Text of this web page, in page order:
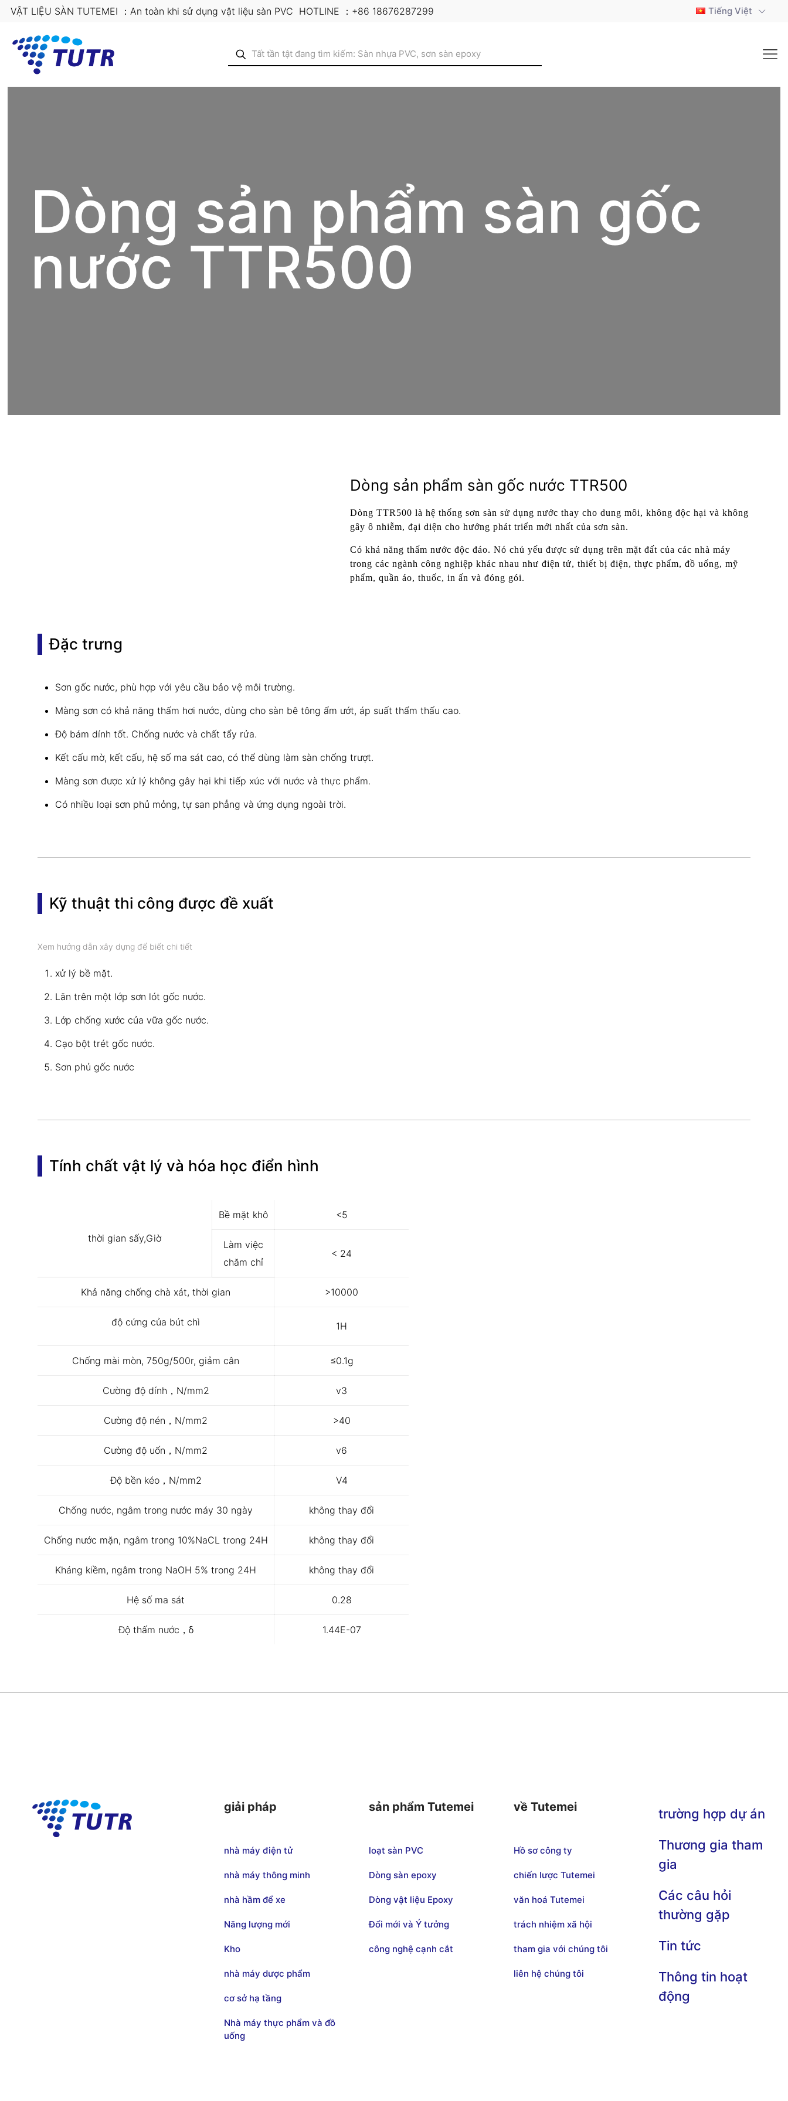
VẬT LIỆU SÀN TUTEMEI ：An toàn khi sử dụng vật liệu sàn PVC HOTLINE ：+86 18676287299 Tiếng Việt
Dòng sản phẩm sàn gốc
nước TTR500
Dòng sản phẩm sàn gốc nước TTR500
Dòng TTR500 là hệ thống sơn sàn sử dụng nước thay cho dung môi, không độc hại và không
gây ô nhiễm, đại diện cho hướng phát triển mới nhất của sơn sàn.
Có khả năng thấm nước độc đáo. Nó chủ yếu được sử dụng trên mặt đất của các nhà máy
trong các ngành công nghiệp khác nhau như điện tử, thiết bị điện, thực phẩm, đồ uống, mỹ
phẩm, quần áo, thuốc, in ấn và đóng gói.
Đặc trưng
Sơn gốc nước, phù hợp với yêu cầu bảo vệ môi trường.
Màng sơn có khả năng thấm hơi nước, dùng cho sàn bê tông ẩm ướt, áp suất thẩm thấu cao.
Độ bám dính tốt. Chống nước và chất tẩy rửa.
Kết cấu mờ, kết cấu, hệ số ma sát cao, có thể dùng làm sàn chống trượt.
Màng sơn được xử lý không gây hại khi tiếp xúc với nước và thực phẩm.
Có nhiều loại sơn phủ mỏng, tự san phẳng và ứng dụng ngoài trời.
Kỹ thuật thi công được đề xuất
Xem hướng dẫn xây dựng để biết chi tiết
xử lý bề mặt.
Lăn trên một lớp sơn lót gốc nước.
Lớp chống xước của vữa gốc nước.
Cạo bột trét gốc nước.
Sơn phủ gốc nước
Tính chất vật lý và hóa học điển hình
thời gian sấy,Giờ
Bề mặt khô <5
Làm việc
chăm chỉ
< 24
Khả năng chống chà xát, thời gian >10000
độ cứng của bút chì 1H
Chống mài mòn, 750g/500r, giảm cân ≤0.1g
Cường độ dính，N/mm2 v3
Cường độ nén，N/mm2 >40
Cường độ uốn，N/mm2 v6
Độ bền kéo，N/mm2 V4
Chống nước, ngâm trong nước máy 30 ngày không thay đổi
Chống nước mặn, ngâm trong 10%NaCL trong 24H không thay đổi
Kháng kiềm, ngâm trong NaOH 5% trong 24H không thay đổi
Hệ số ma sát 0.28
Độ thấm nước，δ 1.44E-07
giải pháp
nhà máy điện tử
nhà máy thông minh
nhà hầm để xe
Năng lượng mới
Kho
nhà máy dược phẩm
cơ sở hạ tầng
Nhà máy thực phẩm và đồ
uống
sản phẩm Tutemei
loạt sàn PVC
Dòng sàn epoxy
Dòng vật liệu Epoxy
Đổi mới và Ý tưởng
công nghệ cạnh cắt
về Tutemei
Hồ sơ công ty
chiến lược Tutemei
văn hoá Tutemei
trách nhiệm xã hội
tham gia với chúng tôi
liên hệ chúng tôi
trường hợp dự án
Thương gia tham
gia
Các câu hỏi
thường gặp
Tin tức
Thông tin hoạt
động